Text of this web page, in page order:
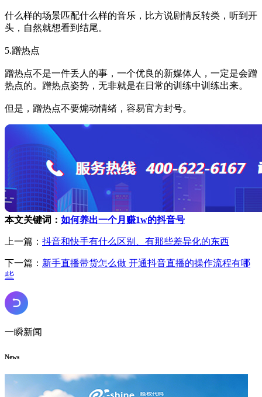
什么样的场景匹配什么样的音乐，比方说剧情反转类，听到开
头，自然就想看到结尾。
5.蹭热点
蹭热点不是一件丢人的事，一个优良的新媒体人，一定是会蹭
热点的。蹭热点姿势，无非就是在日常的训练中训练出来。
但是，蹭热点不要煽动情绪，容易官方封号。
本文关键词： 如何养出一个月赚1w的抖音号
上一篇： 抖音和快手有什么区别、有那些差异化的东西
下一篇： 新手直播带货怎么做 开通抖音直播的操作流程有哪
些
一瞬新闻
News